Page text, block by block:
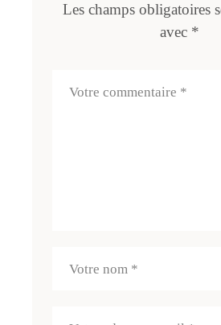
Les champs obligatoires
avec *